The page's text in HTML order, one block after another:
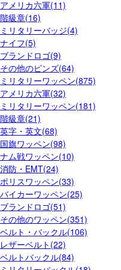
アメリカ六軍(11)
階級章(16)
ミリタリーバッジ(4)
ナイフ(5)
ブランドロゴ(9)
その他のピンズ(64)
ミリタリーワッペン(875)
アメリカ六軍(32)
ミリタリーワッペン(181)
階級章(21)
英字・英文(68)
国旗ワッペン(98)
ナム戦ワッペン(10)
消防・EMT(24)
ポリスワッペン(33)
バイカーワッペン(25)
ブランドロゴ(51)
その他のワッペン(351)
ベルト・バックル(106)
レザーベルト(22)
ベルトバックル(84)